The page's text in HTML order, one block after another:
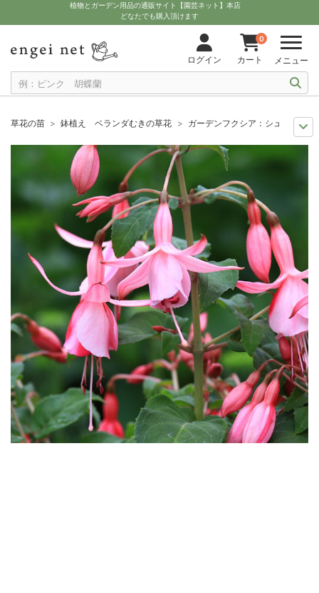
植物とガーデン用品の通販サイト【園芸ネット】本店
どなたでも購入頂けます
ログイン
0
カート メニュー
草花の苗 鉢植え ベランダむきの草花
ガーデンフクシア：シュリンプ
10月中下旬予約
苗 草花 ガーデンフクシア：シュリンプカクテル3.5号